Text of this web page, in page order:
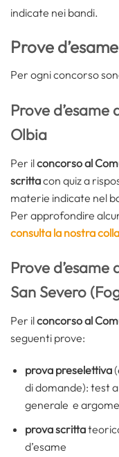
indicate nei bandi.
Prove d’esame
Per ogni concorso
Prove
Olbia
Per ilconcorso al
scrittacon quiz a
materie indicate nel
Per approfondire
consulta la nostra
Prove
San Severo
Per ilconcorso al
seguenti prove:
prova preselettiva
di domande): test
generale e
prova scritta
d’esame